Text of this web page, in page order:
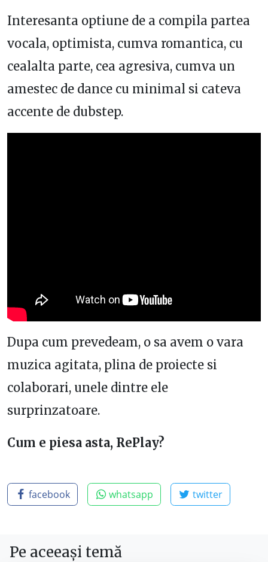
Interesanta optiune de a compila partea
vocala, optimista, cumva romantica, cu
cealalta parte, cea agresiva, cumva un
amestec de dance cu minimal si cateva
accente de dubstep.
Dupa cum prevedeam, o sa avem o vara
muzica agitata, plina de proiecte si
colaborari, unele dintre ele
surprinzatoare.
Cum e piesa asta, RePlay?
facebook whatsapp twitter
Pe aceeași temă